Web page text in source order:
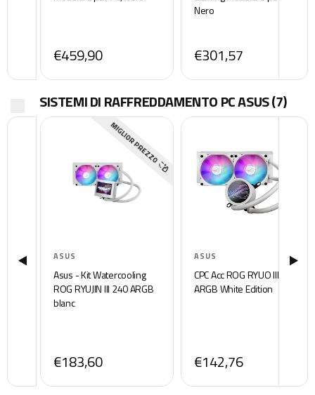
€459,90
Nero
€301,57
SISTEMI DI RAFFREDDAMENTO PC ASUS(7)
ASUS
Asus - Kit Watercooling
ROG RYUJIN III 240 ARGB
blanc
€183,60
MIGLIOR PREZZO
ASUS
CPC Acc ROG RYUO III 240
ARGB White Edition
€142,76